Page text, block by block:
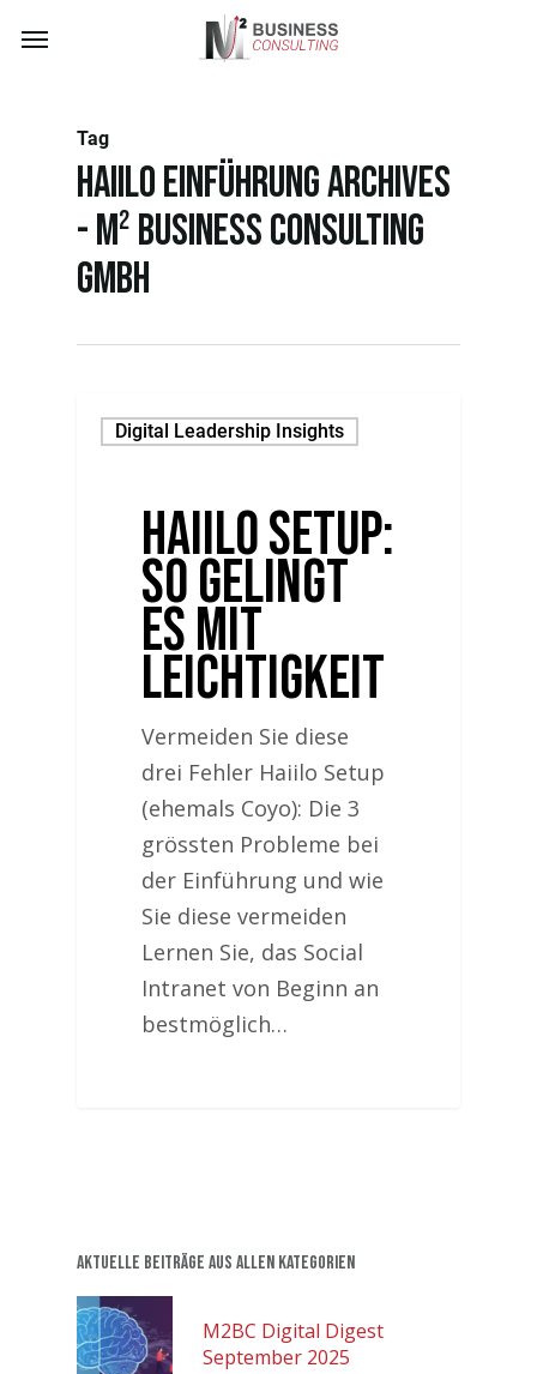
content
Menu
Tag
Haiilo Einführung Archives
- M² Business Consulting
GmbH
Digital Leadership Insights
Haiilo Setup:
So gelingt
es mit
Leichtigkeit
Vermeiden Sie diese
drei Fehler Haiilo Setup
(ehemals Coyo): Die 3
grössten Probleme bei
der Einführung und wie
Sie diese vermeiden
Lernen Sie, das Social
Intranet von Beginn an
bestmöglich…
Aktuelle Beiträge aus allen Kategorien
M2BC Digital Digest
September 2025